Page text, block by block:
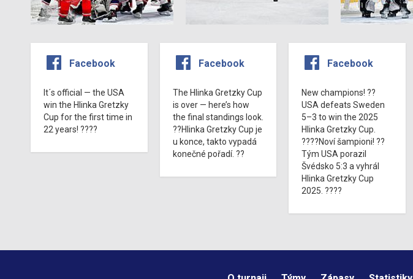
Facebook
It´s official — the USA
win the Hlinka Gretzky
Cup for the first time in
22 years! ????
Facebook
The Hlinka Gretzky Cup
is over — here’s how
the final standings look.
??Hlinka Gretzky Cup je
u konce, takto vypadá
konečné pořadí. ??
Facebook
New champions! ??
USA defeats Sweden
5–3 to win the 2025
Hlinka Gretzky Cup.
????Noví šampioni! ??
Tým USA porazil
Švédsko 5:3 a vyhrál
Hlinka Gretzky Cup
2025. ????